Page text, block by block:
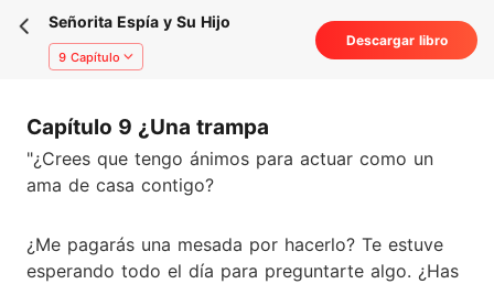
Señorita Espía y Su Hijo
9 Capítulo
Descargar libro
Capítulo 9 ¿Una trampa
"¿Crees que tengo ánimos para actuar como un
ama de casa contigo?
¿Me pagarás una mesada por hacerlo? Te estuve
esperando todo el día para preguntarte algo. ¿Has